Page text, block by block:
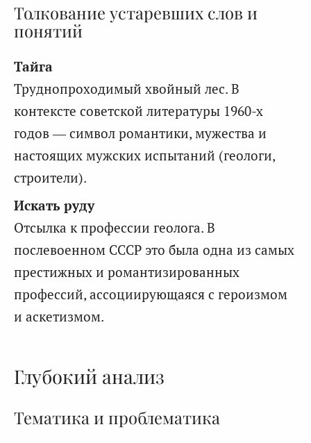
Толкование устаревших слов и
понятий
Тайга
Труднопроходимый хвойный лес. В
контексте советской литературы 1960-х
годов — символ романтики, мужества и
настоящих мужских испытаний (геологи,
строители).
Искать руду
Отсылка к профессии геолога. В
послевоенном СССР это была одна из самых
престижных и романтизированных
профессий, ассоциирующаяся с героизмом
и аскетизмом.
Глубокий анализ
Тематика и проблематика